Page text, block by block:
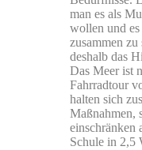
man es als
wollen und
zusammen
deshalb das
Das Meer ist
Fahrradtour
halten sich
Maßnahmen,
einschränken
Schule in 2,5